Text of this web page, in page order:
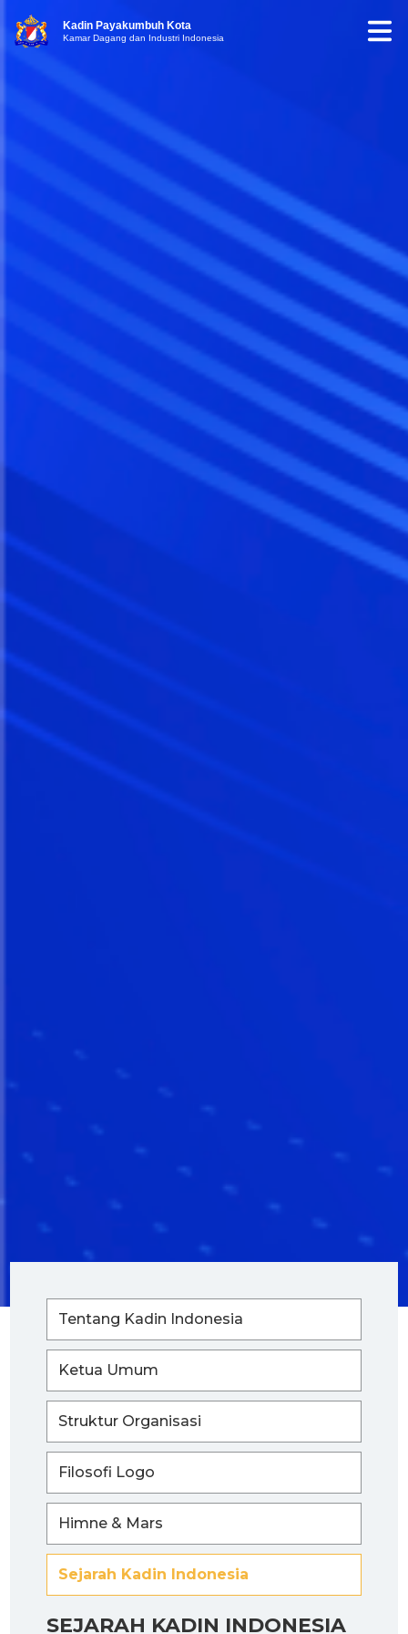
Kadin Payakumbuh Kota
Kamar Dagang dan Industri Indonesia
SEJARAH KADIN INDONESIA
Tentang Kadin Indonesia
Ketua Umum
Struktur Organisasi
Filosofi Logo
Himne & Mars
Sejarah Kadin Indonesia